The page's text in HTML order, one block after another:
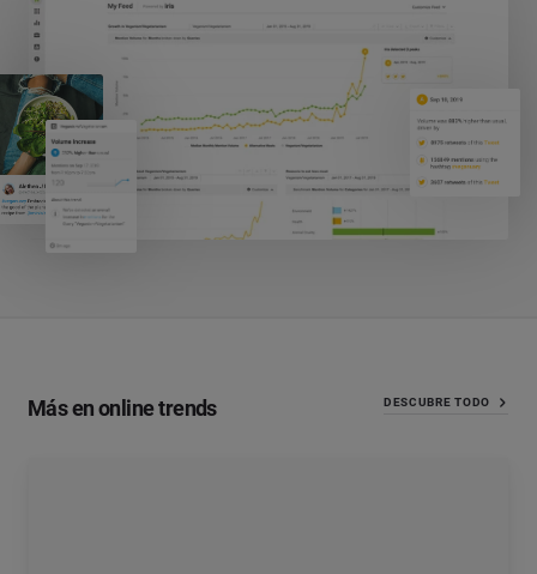
Más en online trends DESCUBRE TODO